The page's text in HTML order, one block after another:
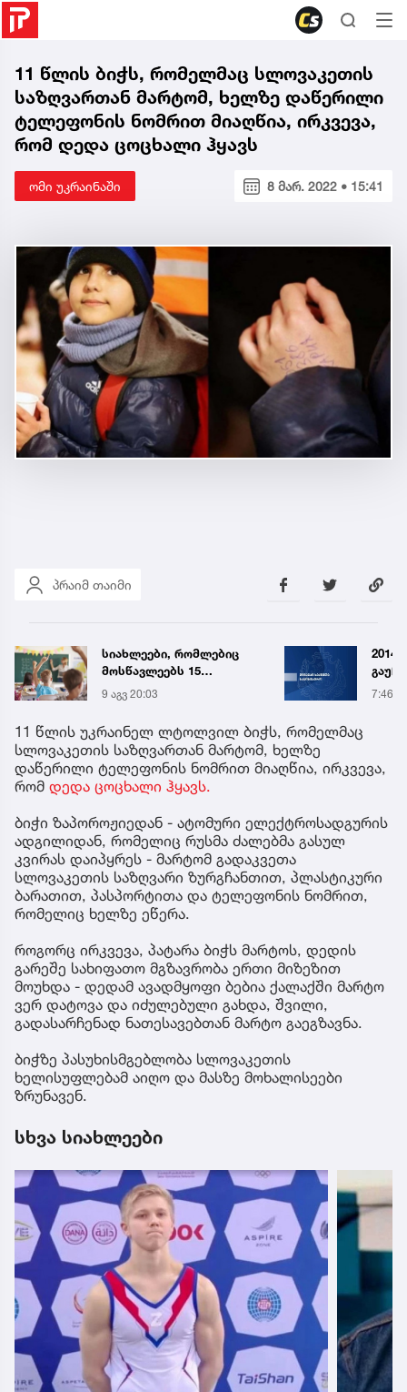
11 წლის ბიჭს, რომელმაც სლოვაკეთის
საზღვართან მარტომ, ხელზე დაწერილი
ტელეფონის ნომრით მიაღწია, ირკვევა,
რომ დედა ცოცხალი ჰყავს
ომი უკრაინაში 8 მარ. 2022 • 15:41
პრაიმ თაიმი
სიახლეები, რომლებიც
მოსწავლეებს 15
სექტემბერს სკოლებში
დახვდებათ
9 აგვ 20:03
2014
7:46
11 წლის უკრაინელ ლტოლვილ ბიჭს, რომელმაც
სლოვაკეთის საზღვართან მარტომ, ხელზე
დაწერილი ტელეფონის ნომრით მიაღწია, ირკვევა,
რომ დედა ცოცხალი ჰყავს.
ბიჭი ზაპოროჟიედან - ატომური ელექტროსადგურის
ადგილიდან, რომელიც რუსმა ძალებმა გასულ
კვირას დაიპყრეს - მარტომ გადაკვეთა
სლოვაკეთის საზღვარი ზურგჩანთით, პლასტიკური
ბარათით, პასპორტითა და ტელეფონის ნომრით,
რომელიც ხელზე ეწერა.
როგორც ირკვევა, პატარა ბიჭს მარტოს, დედის
გარეშე სახიფათო მგზავრობა ერთი მიზეზით
მოუხდა - დედამ ავადმყოფი ბებია ქალაქში მარტო
ვერ დატოვა და იძულებული გახდა, შვილი,
გადასარჩენად ნათესავებთან მარტო გაეგზავნა.
ბიჭზე პასუხისმგებლობა სლოვაკეთის
ხელისუფლებამ აიღო და მასზე მოხალისეები
ზრუნავენ.
სხვა სიახლეები